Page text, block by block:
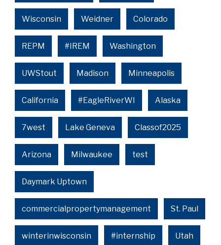
Wisconsin Weidner Colorado
REPM #IREM Washington
UWStout Madison Minneapolis
California #EagleRiverWI Alaska
7west Lake Geneva Classof2025
Arizona Milwaukee test
Daymark Uptown
commercialpropertymanagement St. Paul
winterinwisconsin #internship Utah